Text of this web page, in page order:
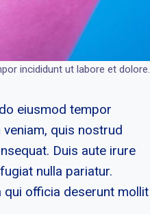
incididunt ut labore et dolore.
eiusmod tempor
quis nostrud
Duis aute irure
nulla pariatur.
qui officia deserunt mollit